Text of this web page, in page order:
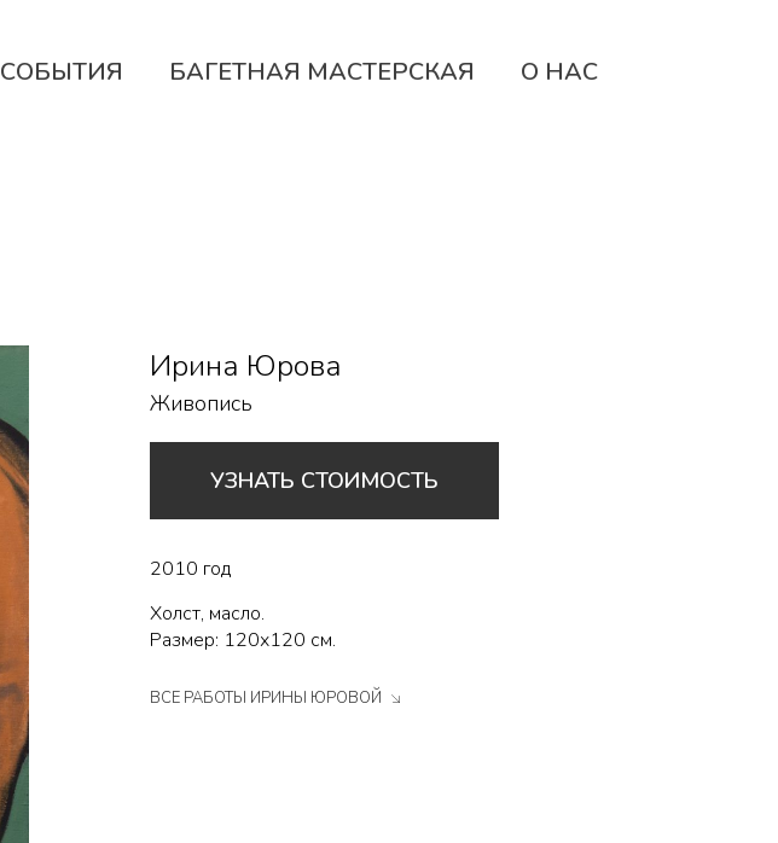
СОБЫТИЯ БАГЕТНАЯ МАСТЕРСКАЯ
О НАС
Ирина Юрова
Живопись
УЗНАТЬ СТОИМОСТЬ
2010 год
Холст, масло.
Размер: 120х120 см.
ВСЕ РАБОТЫ ИРИНЫ ЮРОВОЙ